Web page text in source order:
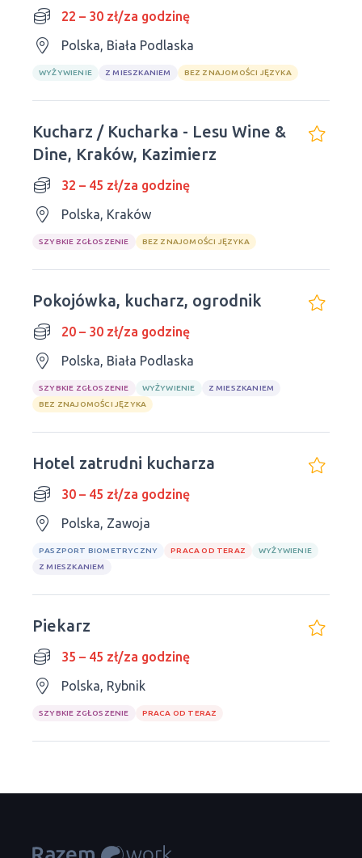
22 – 30 zł/za godzinę
Polska, Biała Podlaska
WYŻYWIENIE Z MIESZKANIEM BEZ ZNAJOMOŚCI JĘZYKA
Kucharz / Kucharka - Lesu Wine &
Dine, Kraków, Kazimierz
32 – 45 zł/za godzinę
Polska, Kraków
SZYBKIE ZGŁOSZENIE BEZ ZNAJOMOŚCI JĘZYKA
Pokojówka, kucharz, ogrodnik
20 – 30 zł/za godzinę
Polska, Biała Podlaska
SZYBKIE ZGŁOSZENIE WYŻYWIENIE
Z MIESZKANIEM
BEZ ZNAJOMOŚCI JĘZYKA
Hotel zatrudni kucharza
30 – 45 zł/za godzinę
Polska, Zawoja
PASZPORT BIOMETRYCZNY PRACA OD TERAZ
WYŻYWIENIE
Z MIESZKANIEM
Piekarz
35 – 45 zł/za godzinę
Polska, Rybnik
SZYBKIE ZGŁOSZENIE PRACA OD TERAZ